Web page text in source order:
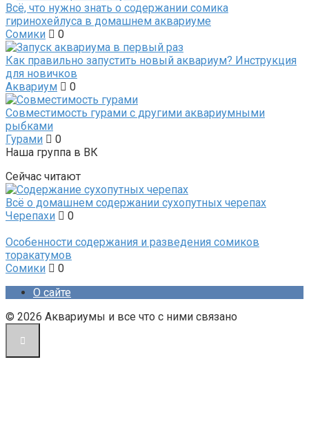
Всё, что нужно знать о содержании сомика
гиринохейлуса в домашнем аквариуме
Сомики
0
Как правильно запустить новый аквариум? Инструкция
для новичков
Аквариум
0
Совместимость гурами с другими аквариумными
рыбками
Гурами
0
Наша группа в ВК
Сейчас читают
Всё о домашнем содержании сухопутных черепах
Черепахи
0
Особенности содержания и разведения сомиков
торакатумов
Сомики
0
О сайте
© 2026 Аквариумы и все что с ними связано